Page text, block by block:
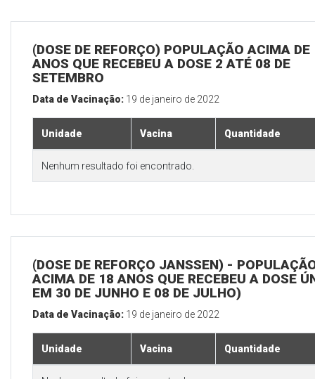
(DOSE DE REFORÇO) POPULAÇÃO ACIMA DE
ANOS QUE RECEBEU A DOSE 2 ATÉ 08 DE
SETEMBRO
Data de Vacinação: 19 de janeiro de 2022
Unidade Vacina Quantidade
Nenhum resultado foi encontrado.
(DOSE DE REFORÇO JANSSEN) -
ACIMA DE 18 ANOS QUE RECEBEU A DOSE
EM 30 DE JUNHO E 08 DE JULHO)
Data de Vacinação: 19 de janeiro de 2022
Unidade Vacina Quantidade